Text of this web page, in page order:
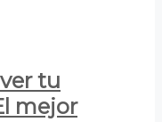
tu
mejor